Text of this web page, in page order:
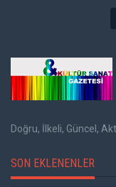
Doğru, İlkeli, Güncel,
SON EKLENENLER